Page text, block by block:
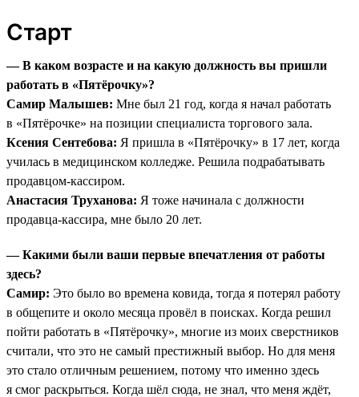
Старт
— В каком возрасте и на какую должность вы пришли
работать в «Пятёрочку»?
Самир Малышев: Мне был 21 год, когда я начал работать
в «Пятёрочке» на позиции специалиста торгового зала.
Ксения Сентебова: Я пришла в «Пятёрочку» в 17 лет, когда
училась в медицинском колледже. Решила подрабатывать
продавцом-кассиром.
Анастасия Труханова: Я тоже начинала с должности
продавца-кассира, мне было 20 лет.
— Какими были ваши первые впечатления от работы
здесь?
Самир: Это было во времена ковида, тогда я потерял работу
в общепите и около месяца провёл в поисках. Когда решил
пойти работать в «Пятёрочку», многие из моих сверстников
считали, что это не самый престижный выбор. Но для меня
это стало отличным решением, потому что именно здесь
я смог раскрыться. Когда шёл сюда, не знал, что меня ждёт,